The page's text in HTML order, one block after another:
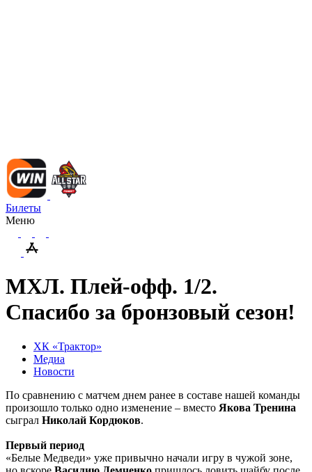
Билеты
Меню
МХЛ. Плей-офф. 1/2.
Спасибо за бронзовый сезон!
ХК «Трактор»
Медиа
Новости
По сравнению с матчем днем ранее в составе нашей команды
произошло только одно изменение – вместо Якова Тренина
сыграл Николай Кордюков.
Первый период
«Белые Медведи» уже привычно начали игру в чужой зоне,